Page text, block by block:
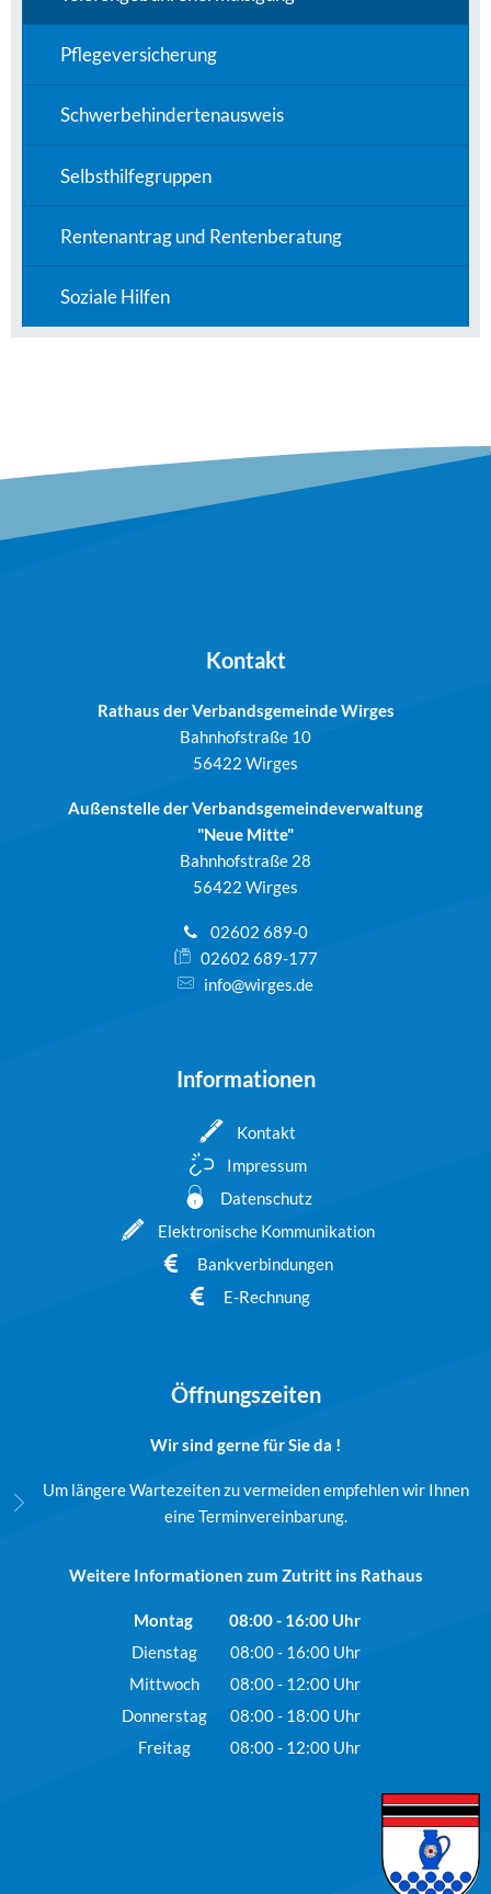
Pflegeversicherung
Schwerbehindertenausweis
Selbsthilfegruppen
Rentenantrag und Rentenberatung
Soziale Hilfen
Kontakt
Rathaus der Verbandsgemeinde Wirges
Bahnhofstraße 10
56422 Wirges
Außenstelle der Verbandsgemeindeverwaltung
"Neue Mitte"
Bahnhofstraße 28
56422 Wirges
02602 689-0
02602 689-177
info@wirges.de
Informationen
Kontakt
Impressum
Datenschutz
Elektronische Kommunikation
Bankverbindungen
E-Rechnung
Öffnungszeiten
Wir sind gerne für Sie da !
Um längere Wartezeiten zu vermeiden empfehlen wir Ihnen
eine Terminvereinbarung.
Weitere Informationen zum Zutritt ins Rathaus
Montag 08:00- 16:00 Uhr
Von 08:00 bis 16:00 Uhr
Dienstag 08:00- 16:00Uhr
Von 08:00 bis 16:00 Uhr
Mittwoch 08:00- 12:00Uhr
Von 08:00 bis 12:00 Uhr
Donnerstag 08:00- 18:00Uhr
Von 08:00 bis 18:00 Uhr
Freitag 08:00- 12:00Uhr